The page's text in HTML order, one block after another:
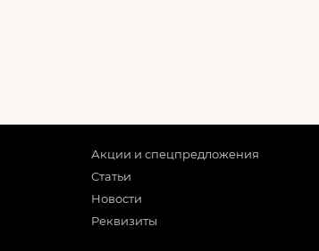
Акции и спецпредложения
Статьи
Новости
Реквизиты